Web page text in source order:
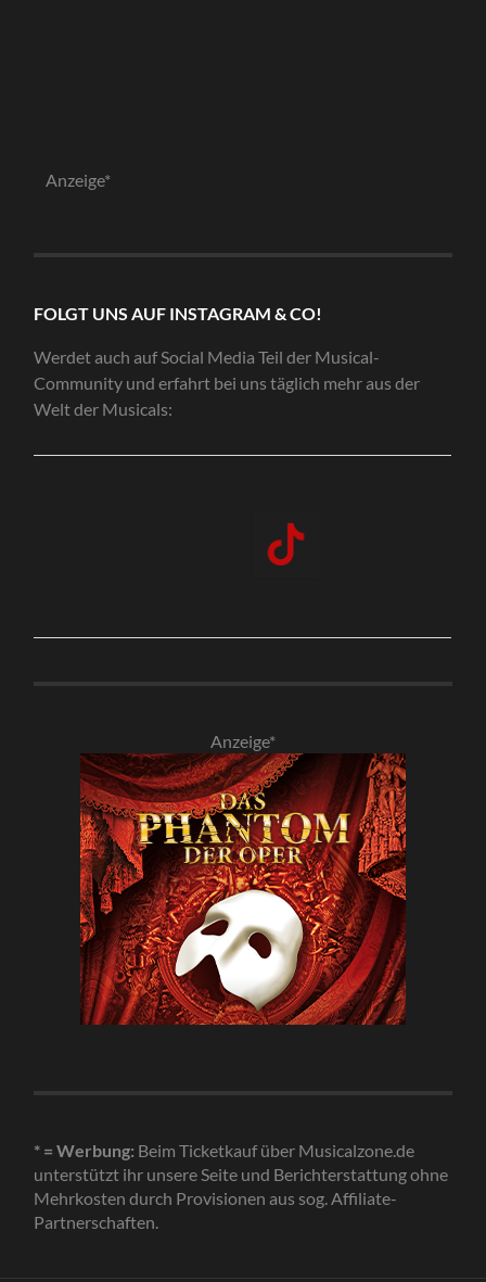
Anzeige*
FOLGT UNS AUF INSTAGRAM & CO!
Werdet auch auf Social Media Teil der Musical-
Community und erfahrt bei uns täglich mehr aus der
Welt der Musicals:
Anzeige*
* = Werbung: Beim Ticketkauf über Musicalzone.de
unterstützt ihr unsere Seite und Berichterstattung ohne
Mehrkosten durch Provisionen aus sog. Affiliate-
Partnerschaften.